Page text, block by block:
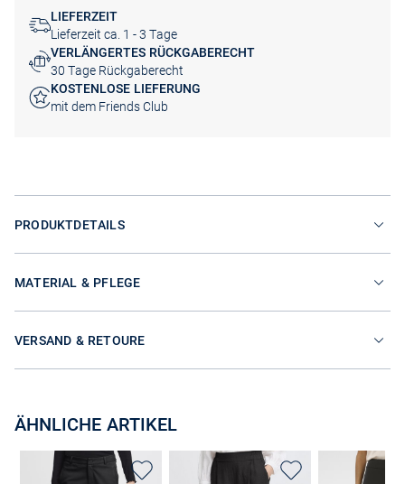
LIEFERZEIT
Lieferzeit ca. 1 - 3 Tage
VERLÄNGERTES RÜCKGABERECHT
30 Tage Rückgaberecht
KOSTENLOSE LIEFERUNG
mit dem Friends Club
PRODUKTDETAILS
MATERIAL & PFLEGE
VERSAND & RETOURE
ÄHNLICHE ARTIKEL